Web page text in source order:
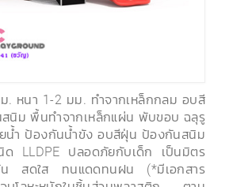
. หนา 1-2 มม. ทำจากเหล็กกลม อบสี
นิม พื้นทำจากเหล็กแผ่น พับขอบ ฉลุรู
ยน้ำ ป้องกันน้ำขัง อบสีฝุ่น ป้องกันสนิม
ด LLDPE ปลอดภัยกับเด็ก เป็นมิตร
สดใส ทนแดดทนฝน (*มีเอกสาร